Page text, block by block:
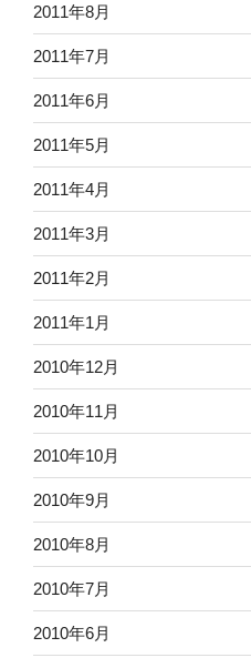
2011年8月
2011年7月
2011年6月
2011年5月
2011年4月
2011年3月
2011年2月
2011年1月
2010年12月
2010年11月
2010年10月
2010年9月
2010年8月
2010年7月
2010年6月